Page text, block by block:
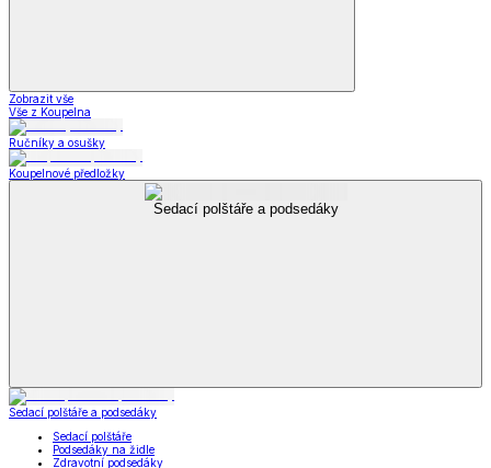
Zobrazit vše
Vše z Koupelna
Ručníky a osušky
Koupelnové předložky
Sedací polštáře a podsedáky
Sedací polštáře a podsedáky
Sedací polštáře
Podsedáky na židle
Zdravotní podsedáky